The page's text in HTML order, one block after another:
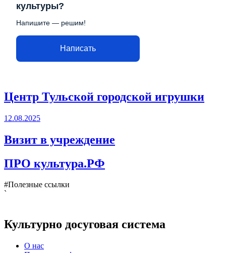
культуры?
Напишите — решим!
Написать
Центр Тульской городской игрушки
12.08.2025
Визит в учреждение
ПРО культура.РФ
#Полезные ссылки
`
Культурно досуговая система
О нас